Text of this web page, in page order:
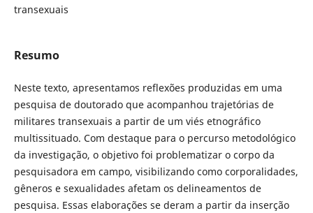
transexuais
Resumo
Neste texto, apresentamos reflexões produzidas em uma
pesquisa de doutorado que acompanhou trajetórias de
militares transexuais a partir de um viés etnográfico
multissituado. Com destaque para o percurso metodológico
da investigação, o objetivo foi problematizar o corpo da
pesquisadora em campo, visibilizando como corporalidades,
gêneros e sexualidades afetam os delineamentos de
pesquisa. Essas elaborações se deram a partir da inserção